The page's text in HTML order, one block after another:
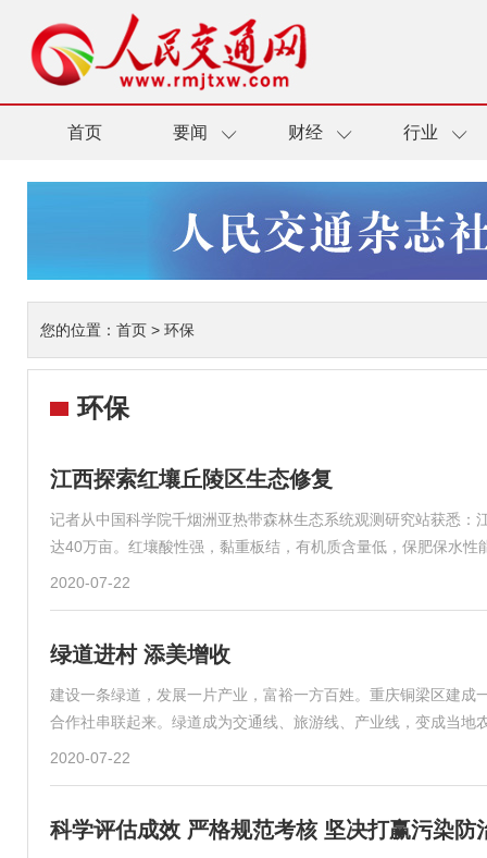
首页 要闻 财经 行业
您的位置： 首页 > 环保
环保
江西探索红壤丘陵区生态修复
记者从中国科学院千烟洲亚热带森林生态系统观测研究站获悉
达40万亩。红壤酸性强，黏重板结，有机质含量低，保肥保水性
2020-07-22
绿道进村 添美增收
建设一条绿道，发展一片产业，富裕一方百姓。重庆铜梁区建
合作社串联起来。绿道成为交通线、旅游线、产业线，变成当地
2020-07-22
科学评估成效 严格规范考核 坚决打赢污染防